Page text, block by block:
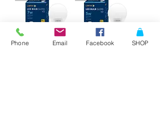
Phone Email Facebook SHOP